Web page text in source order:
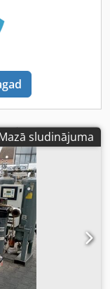
sludinājuma